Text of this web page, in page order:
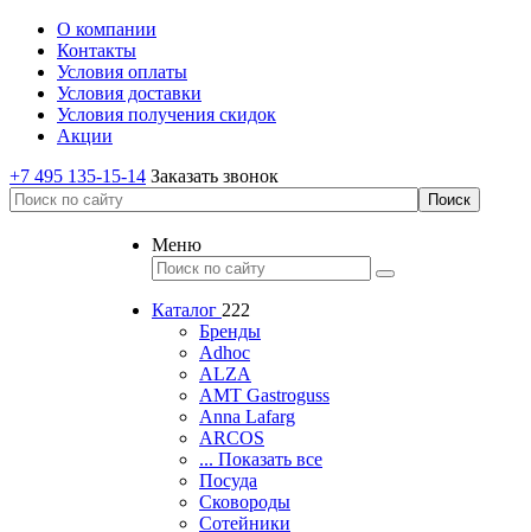
О компании
Контакты
Условия оплаты
Условия доставки
Условия получения скидок
Акции
+7 495 135-15-14 Заказать звонок
Меню
Каталог 222
Бренды
Adhoc
ALZA
AMT Gastroguss
Anna Lafarg
ARCOS
... Показать все
Посуда
Сковороды
Сотейники